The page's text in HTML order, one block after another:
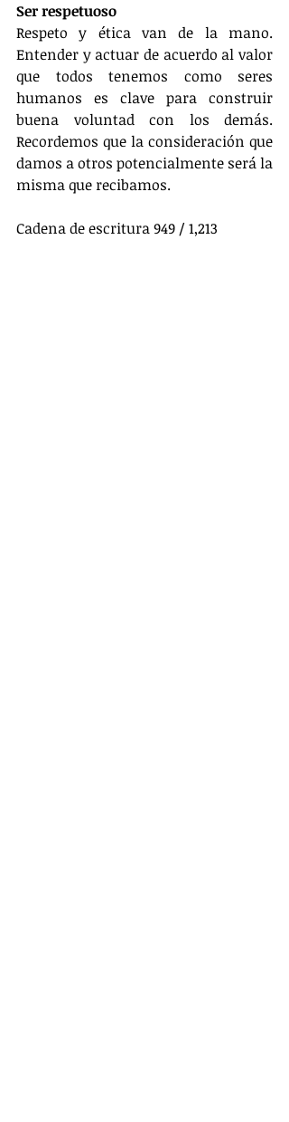
Ser respetuoso
Respeto y ética van de la mano.
Entender y actuar de acuerdo al valor
que todos tenemos como seres
humanos es clave para construir
buena voluntad con los demás.
Recordemos que la consideración que
damos a otros potencialmente será la
misma que recibamos.
Cadena de escritura 949 / 1,213